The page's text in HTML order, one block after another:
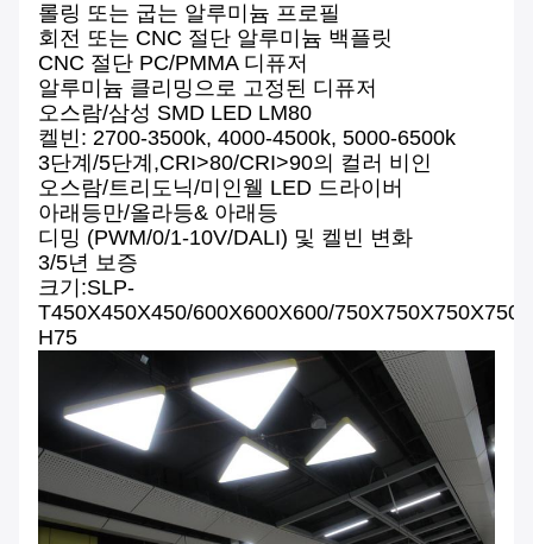
롤링 또는 굽는 알루미늄 프로필
회전 또는 CNC 절단 알루미늄 백플릿
CNC 절단 PC/PMMA 디퓨저
알루미늄 클리밍으로 고정된 디퓨저
오스람/삼성 SMD LED LM80
켈빈: 2700-3500k, 4000-4500k, 5000-6500k
3단계/5단계,CRI>80/CRI>90의 컬러 비인
오스람/트리도닉/미인웰 LED 드라이버
아래등만/올라등& 아래등
디밍 (PWM/0/1-10V/DALI) 및 켈빈 변화
3/5년 보증
크기:SLP-
T450X450X450/600X600X600/
H75